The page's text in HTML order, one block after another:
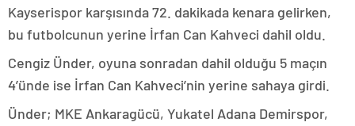
Kayserispor karşısında 72. dakikada kenara gelirken,
bu futbolcunun yerine İrfan Can Kahveci dahil oldu.
Cengiz Ünder, oyuna sonradan dahil olduğu 5 maçın
4’ünde ise İrfan Can Kahveci’nin yerine sahaya girdi.
Ünder; MKE Ankaragücü, Yukatel Adana Demirspor,